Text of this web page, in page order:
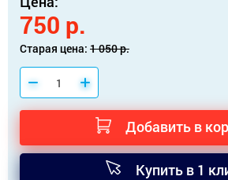
750 р.
Старая цена: 1 050 р.
Добавить в
Купить в 1